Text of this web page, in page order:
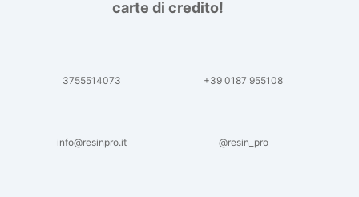
carte di credito!
3755514073 +39 0187 955108
info@resinpro.it @resin_pro